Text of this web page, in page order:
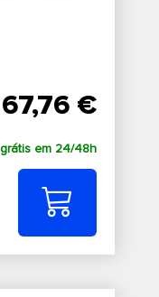
67,76 €
em 24/48h